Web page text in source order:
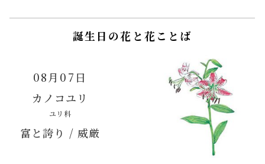
誕生日の花と花ことば
08月07日
カノコユリ
ユリ科
富と誇り / 威厳